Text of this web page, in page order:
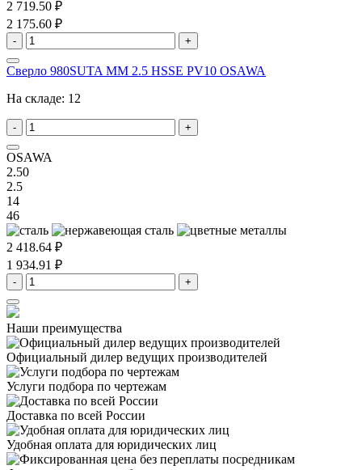
2 719.50 ₽
2 175.60 ₽
- +
Сверло 980SUTA MM 2.5 HSSE PV10 OSAWA
На складе: 12
- +
OSAWA
2.50
2.5
14
46
2 418.64 ₽
1 934.91 ₽
- +
Наши преимущества
Официальный дилер ведущих производителей
Услуги подбора по чертежам
Доставка по всей России
Удобная оплата для юридических лиц